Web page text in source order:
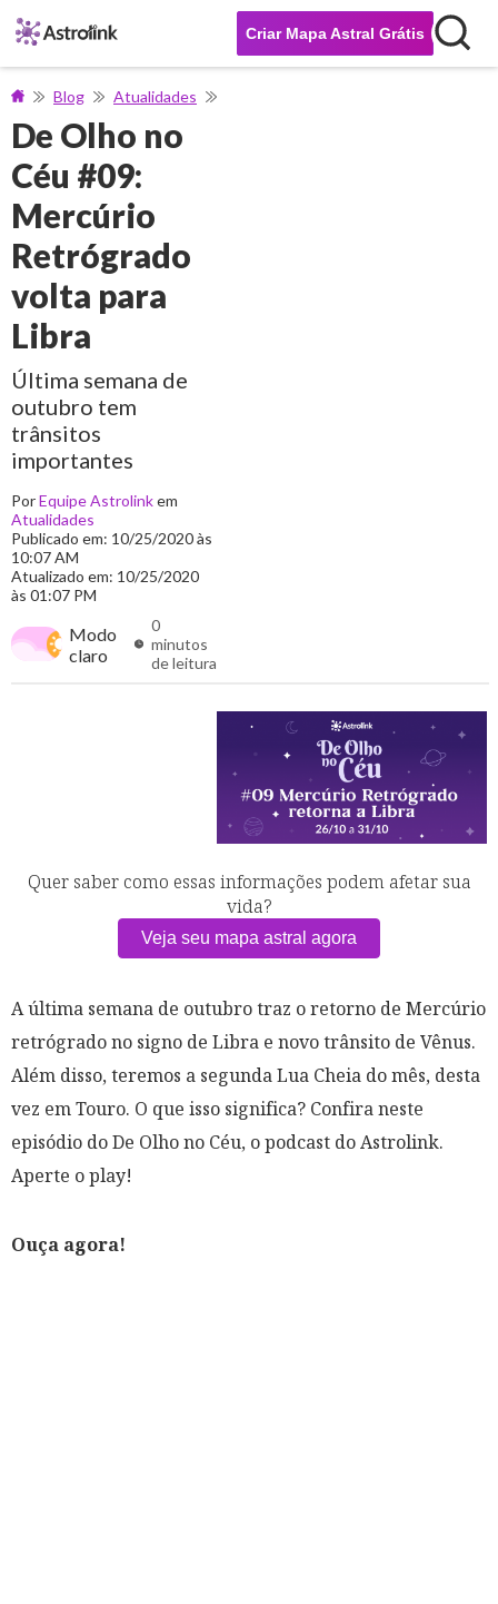
Criar Mapa Astral Grátis
Blog Atualidades
De Olho no
Céu #09:
Mercúrio
Retrógrado
volta para
Libra
Última semana de
outubro tem
trânsitos
importantes
PorEquipe Astrolinkem
Atualidades
Publicado em: 10/25/2020 às
10:07 AM
Atualizado em: 10/25/2020
às 01:07 PM
Modo
claro
0
minutos
de leitura
Quer saber como essas informações podem afetar sua
vida?
Veja seu mapa astral agora
A última semana de outubro traz o retorno de Mercúrio
retrógrado no signo de Libra e novo trânsito de Vênus.
Além disso, teremos a segunda Lua Cheia do mês, desta
vez em Touro. O que isso significa? Confira neste
episódio do De Olho no Céu, o podcast do Astrolink.
Aperte o play!
Ouça agora!